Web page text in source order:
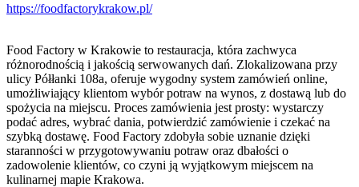
https://foodfactorykrakow.pl/
Food Factory w Krakowie to restauracja, która zachwyca
różnorodnością i jakością serwowanych dań. Zlokalizowana przy
ulicy Półłanki 108a, oferuje wygodny system zamówień online,
umożliwiający klientom wybór potraw na wynos, z dostawą lub do
spożycia na miejscu. Proces zamówienia jest prosty: wystarczy
podać adres, wybrać dania, potwierdzić zamówienie i czekać na
szybką dostawę. Food Factory zdobyła sobie uznanie dzięki
staranności w przygotowywaniu potraw oraz dbałości o
zadowolenie klientów, co czyni ją wyjątkowym miejscem na
kulinarnej mapie Krakowa.